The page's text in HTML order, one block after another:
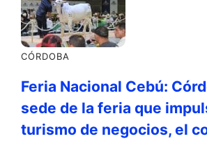
CÓRDOBA
Feria Nacional Cebú:
sede de la feria que
turismo de negocios, el